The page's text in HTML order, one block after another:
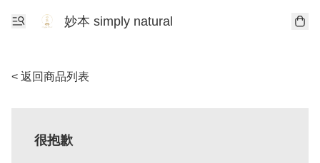
妙本 simply natural
< 返回商品列表
很抱歉